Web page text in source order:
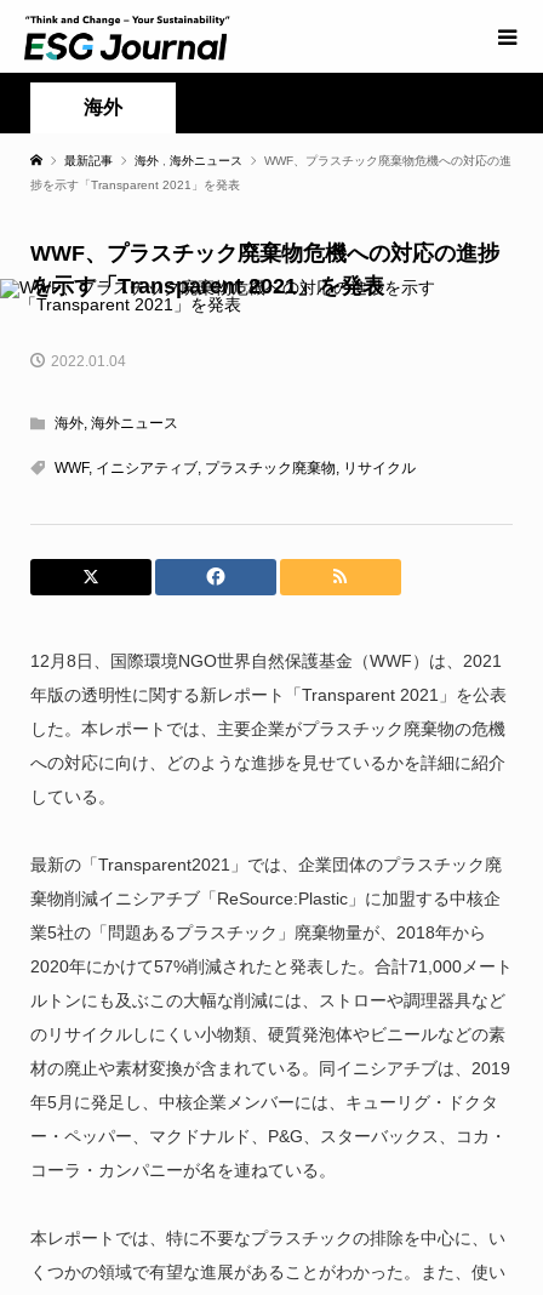
海外
最新記事 海外 海外ニュース
WWF、プラスチック廃棄物危機への対応の進
捗を示す「Transparent 2021」を発表
WWF、プラスチック廃棄物危機への対応の進捗
を示す「Transparent 2021」を発表
2022.01.04
海外, 海外ニュース
WWF, イニシアティブ, プラスチック廃棄物, リサイクル
12月8日、国際環境NGO世界自然保護基金（WWF）は、2021
年版の透明性に関する新レポート
「Transparent 2021」を公表
した。本レポートでは、主要企業がプラスチック廃棄物の危機
への対応に向け、どのような進捗を見せているかを詳細に紹介
している。
最新の「Transparent2021」では、企業団体のプラスチック廃
棄物削減イニシアチブ「ReSource:Plastic」に加盟する中核企
業5社の「問題あるプラスチック」廃棄物量が、2018年から
2020年にかけて57%削減されたと発表した。 合計71,000メート
ルトンにも及ぶこの大幅な削減には、ストローや調理器具など
のリサイクルしにくい小物類、硬質発泡体やビニールなどの素
材の廃止や素材変換が含まれている。同イニシアチブは、2019
年5月に発足し、中核企業メンバーには、キューリグ・ドクタ
ー・ペッパー、マクドナルド、P&G、スターバックス、コカ・
コーラ・カンパニーが名を連ねている。
本レポートでは、特に不要なプラスチックの排除を中心に、い
くつかの領域で有望な進展があることがわかった。また、使い